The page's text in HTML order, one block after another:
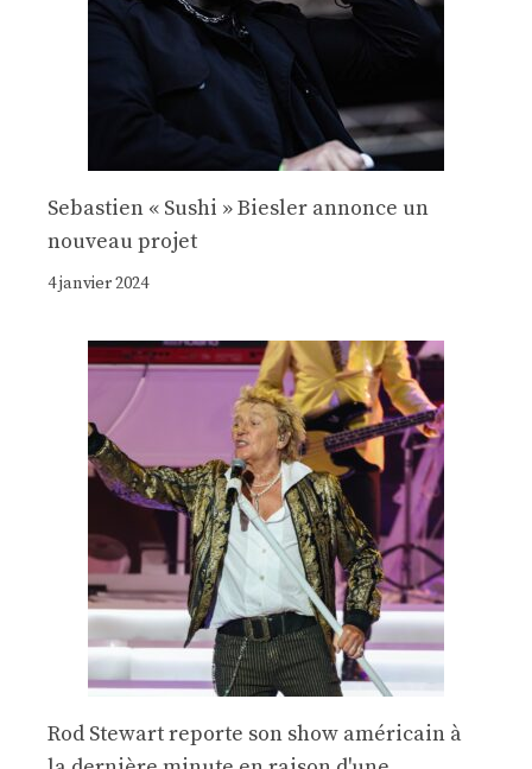
Sebastien « Sushi » Biesler annonce un
nouveau projet
4 janvier 2024
Rod Stewart reporte son show américain à